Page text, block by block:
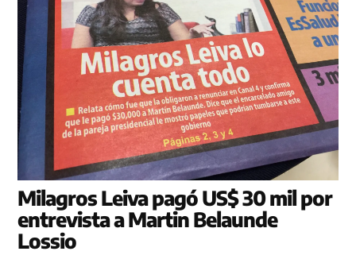
Milagros Leiva pagó US$ 30 mil por
entrevista a Martin Belaunde
Lossio